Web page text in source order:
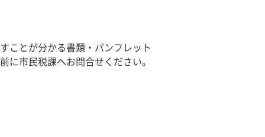
ことが分かる書類・パンフレット
市民税課へお問合せください。